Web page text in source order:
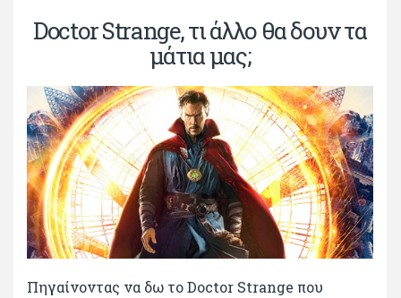
Doctor Strange, τι άλλο θα δουν τα
μάτια μας;
Πηγαίνοντας να δω το Doctor Strange που